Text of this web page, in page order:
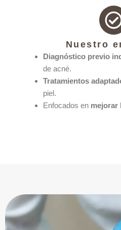
Nuestro
Diagnóstico previo
de acné.
Tratamientos
piel.
Enfocados en mejorar